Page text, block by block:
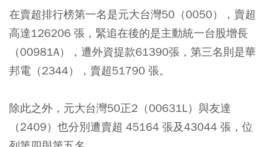
在賣超排行榜第一名是元大台灣50（0050），賣超
高達126206 張，緊追在後的是主動統一台股增長
（00981A），遭外資提款61390張，第三名則是華
邦電（2344），賣超51790 張。
除此之外，元大台灣50正2（00631L）與友達
（2409）也分別遭賣超 45164 張及43044 張，位